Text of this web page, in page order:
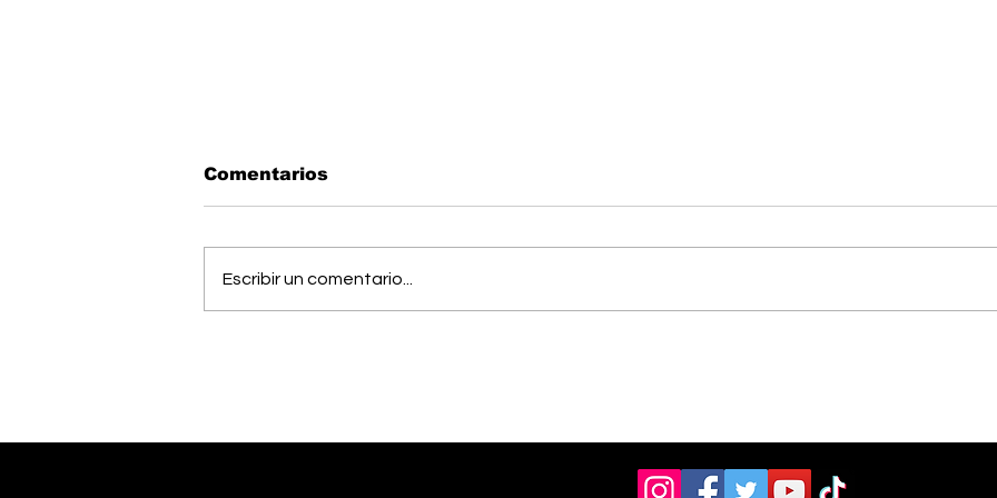
Comentarios
Escribir un comentario...